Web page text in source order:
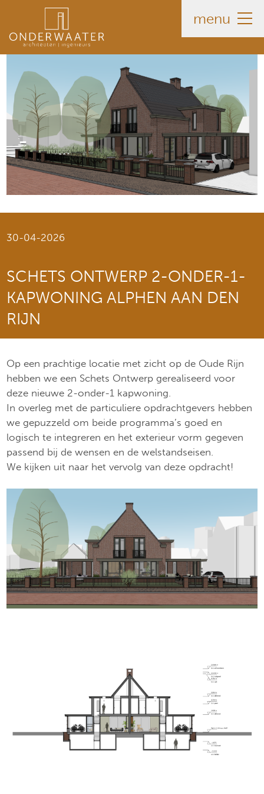
menu
30-04-2026
SCHETS ONTWERP 2-ONDER-1-
KAPWONING ALPHEN AAN DEN
RIJN
Op een prachtige locatie met zicht op de Oude Rijn
hebben we een Schets Ontwerp gerealiseerd voor
deze nieuwe 2-onder-1 kapwoning.
In overleg met de particuliere opdrachtgevers hebben
we gepuzzeld om beide programma’s goed en
logisch te integreren en het exterieur vorm gegeven
passend bij de wensen en de welstandseisen.
We kijken uit naar het vervolg van deze opdracht!